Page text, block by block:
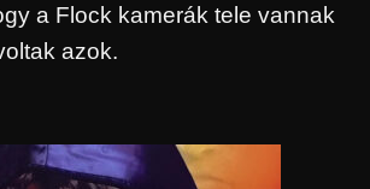
a Flock kamerák tele vannak
azok.